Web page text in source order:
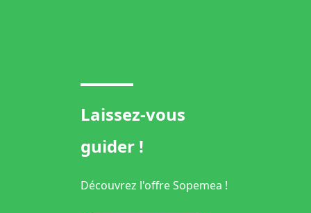
Laissez-vous
guider !
Découvrez l'offre Sopemea !